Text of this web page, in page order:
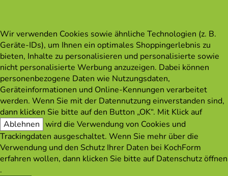
Wir verwenden Cookies sowie ähnliche Technologien (z. B.
Geräte-IDs), um Ihnen ein optimales Shoppingerlebnis zu
bieten, Inhalte zu personalisieren und personalisierte sowie
nicht personalisierte Werbung anzuzeigen. Dabei können
personenbezogene Daten wie Nutzungsdaten,
Geräteinformationen und Online-Kennungen verarbeitet
werden. Wenn Sie mit der Datennutzung einverstanden sind,
dann klicken Sie bitte auf den Button „OK“. Mit Klick auf
Ablehnen wird die Verwendung von Cookies und
Trackingdaten ausgeschaltet. Wenn Sie mehr über die
Verwendung und den Schutz Ihrer Daten bei KochForm
erfahren wollen, dann klicken Sie bitte aufDatenschutz öffnen
.